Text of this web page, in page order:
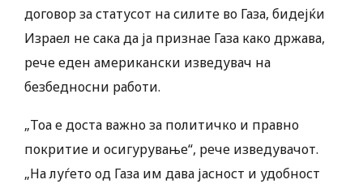
договор за статусот на силите во Газа, бидејќи
Израел не сака да ја признае Газа како држава,
рече еден американски изведувач на
безбедносни работи.
„Тоа е доста важно за политичко и правно
покритие и осигурување“, рече изведувачот.
„На луѓето од Газа им дава јасност и удобност